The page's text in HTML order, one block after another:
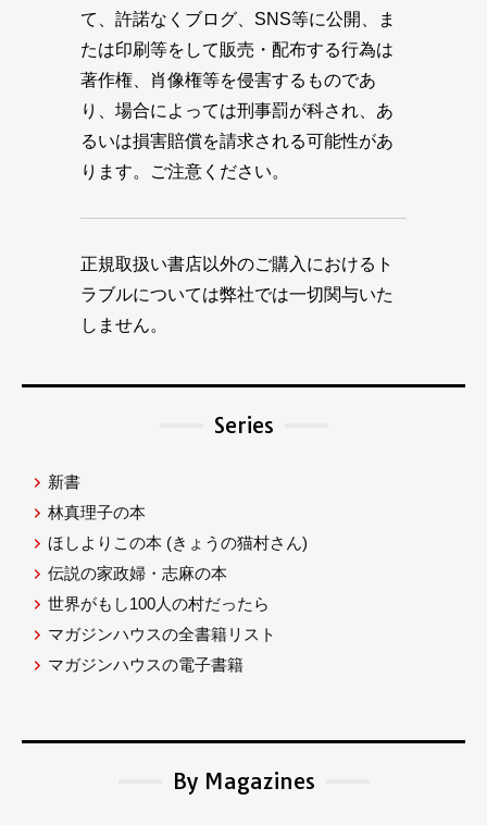
て、許諾なくブログ、SNS等に公開、ま
たは印刷等をして販売・配布する行為は
著作権、肖像権等を侵害するものであ
り、場合によっては刑事罰が科され、あ
るいは損害賠償を請求される可能性があ
ります。ご注意ください。
正規取扱い書店以外のご購入におけるト
ラブルについては弊社では一切関与いた
しません。
Series
新書
林真理子の本
ほしよりこの本 (きょうの猫村さん)
伝説の家政婦・志麻の本
世界がもし100人の村だったら
マガジンハウスの全書籍リスト
マガジンハウスの電子書籍
By Magazines